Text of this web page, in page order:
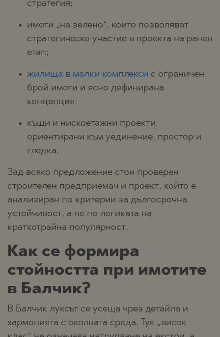
стратегия;
имоти „на зелено“, които позволяват
стратегическо участие в проекта на ранен
етап;
жилища в малки комплекси с ограничен
брой имоти и ясно дефинирана
концепция;
къщи и нискоетажни проекти,
ориентирани към уединение, простор и
гледка.
Зад всяко предложение стои проверен
строителен предприемач и проект, който е
анализиран по критерии за дългосрочна
устойчивост, а не по логиката на
краткотрайна популярност.
Как се формира
стойността при имотите
в Балчик?
В Балчик луксът се усеща чрез детайла и
хармонията с околната среда. Тук „висок